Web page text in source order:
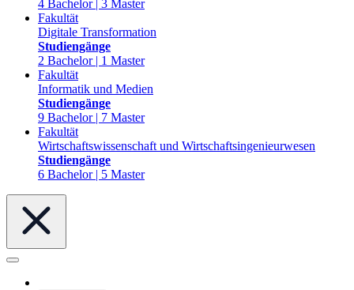
4 Bachelor | 3 Master
Fakultät
Digitale Transformation
Studiengänge
2 Bachelor | 1 Master
Fakultät
Informatik und Medien
Studiengänge
9 Bachelor | 7 Master
Fakultät
Wirtschaftswissenschaft und Wirtschaftsingenieurwesen
Studiengänge
6 Bachelor | 5 Master